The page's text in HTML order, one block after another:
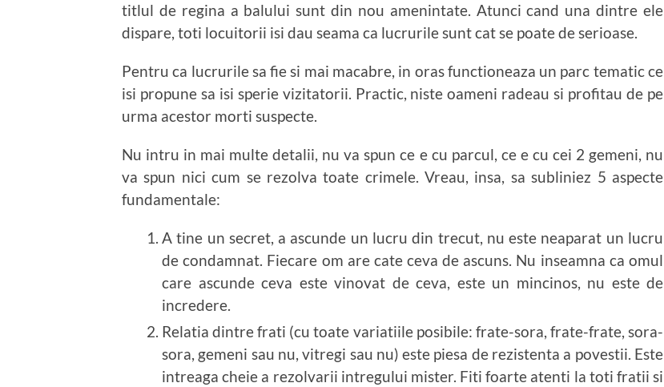
titlul de regina a balului sunt din nou amenintate. Atunci cand una dintre ele
dispare, toti locuitorii isi dau seama ca lucrurile sunt cat se poate de serioase.
Pentru ca lucrurile sa fie si mai macabre, in oras functioneaza un parc tematic ce
isi propune sa isi sperie vizitatorii. Practic, niste oameni radeau si profitau de pe
urma acestor morti suspecte.
Nu intru in mai multe detalii, nu va spun ce e cu parcul, ce e cu cei 2 gemeni, nu
va spun nici cum se rezolva toate crimele. Vreau, insa, sa subliniez 5 aspecte
fundamentale:
A tine un secret, a ascunde un lucru din trecut, nu este neaparat un lucru
de condamnat. Fiecare om are cate ceva de ascuns. Nu inseamna ca omul
care ascunde ceva este vinovat de ceva, este un mincinos, nu este de
incredere.
Relatia dintre frati (cu toate variatiile posibile: frate-sora, frate-frate, sora-
sora, gemeni sau nu, vitregi sau nu) este piesa de rezistenta a povestii. Este
intreaga cheie a rezolvarii intregului mister. Fiti foarte atenti la toti fratii si